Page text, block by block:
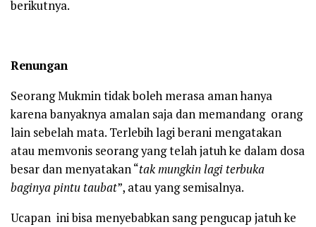
berikutnya.
Renungan
Seorang Mukmin tidak boleh merasa aman hanya
karena banyaknya amalan saja dan memandang orang
lain sebelah mata. Terlebih lagi berani mengatakan
atau memvonis seorang yang telah jatuh ke dalam dosa
besar dan menyatakan “tak mungkin lagi terbuka
baginya pintu taubat”, atau yang semisalnya.
Ucapan ini bisa menyebabkan sang pengucap jatuh ke